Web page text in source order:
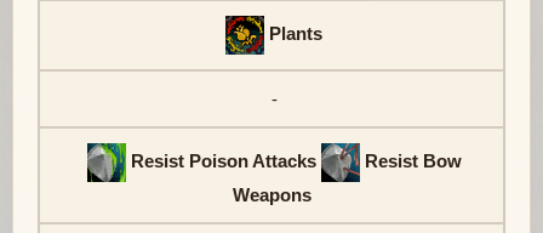
Plants
-
Resist Poison Attacks
Resist Bow
Weapons